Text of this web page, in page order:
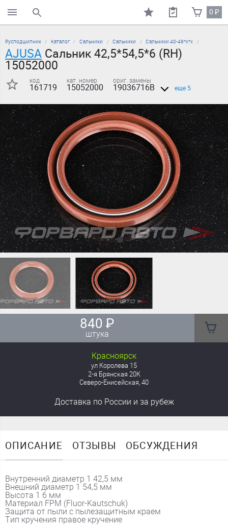
поиск по каталогу 0₽
Русподшипник Каталог Сальники Сальники Сальники 40-49*х*х
AJUSAСальник 42,5*54,5*6 (RH)
15052000
код
161719
кат. номер
15052000
ориг. замены
19036716B еще 5
840₽
штука
Красноярск
ул Королева 15
2-я Брянская 20К
Северо-Енисейская, 40
Доставка по России и за рубеж
ОПИСАНИЕ ОТЗЫВЫ ОБСУЖДЕНИЯ
Внутренний диаметр 1 42,5 мм
Внешний диаметр 1 54,5 мм
Высота 1 6 мм
Материал FPM (Fluor-Kautschuk)
Защита от пыли с пылезащитным краем
Тип кручения правое кручение